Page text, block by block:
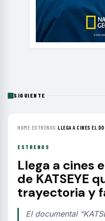
SIGUIENTE
HOME›ESTRENOS ›LLEGA A CINES EL
ESTRENOS
Llega a cines
de KATSEYE
trayectoria y
El documental